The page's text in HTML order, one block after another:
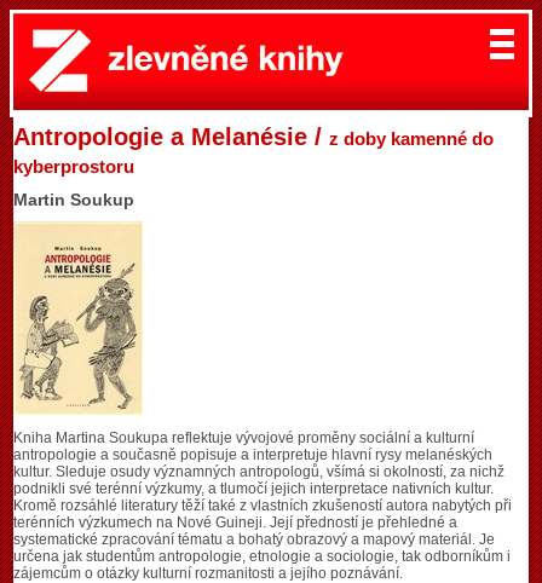
Antropologie a Melanésie / z doby kamenné do
kyberprostoru
Martin Soukup
Kniha Martina Soukupa reflektuje vývojové proměny sociální a kulturní
antropologie a současně popisuje a interpretuje hlavní rysy melanéských
kultur. Sleduje osudy významných antropologů, všímá si okolností, za nichž
podnikli své terénní výzkumy, a tlumočí jejich interpretace nativních kultur.
Kromě rozsáhlé literatury těží také z vlastních zkušeností autora nabytých při
terénních výzkumech na Nové Guineji. Její předností je přehledné a
systematické zpracování tématu a bohatý obrazový a mapový materiál. Je
určena jak studentům antropologie, etnologie a sociologie, tak odborníkům i
zájemcům o otázky kulturní rozmanitosti a jejího poznávání.